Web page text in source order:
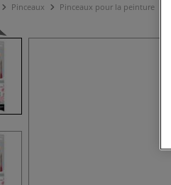
Pinceaux Pinceaux pour la peinture